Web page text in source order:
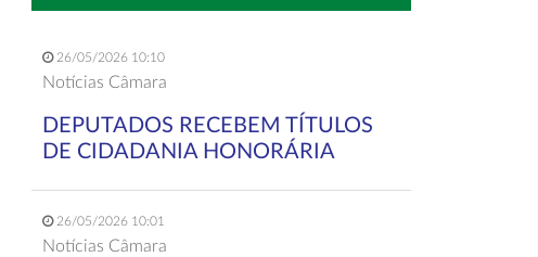
26/05/2026 10:10
Notícias Câmara
DEPUTADOS RECEBEM TÍTULOS
DE CIDADANIA HONORÁRIA
26/05/2026 10:01
Notícias Câmara